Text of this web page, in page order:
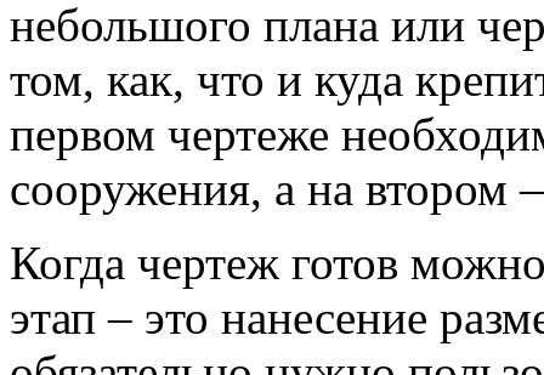
небольшого плана или
том, как, что и куда
первом чертеже
сооружения, а на
Когда чертеж готов
этап – это нанесение